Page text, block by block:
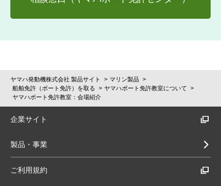
ヤマハ発動機株式会社 製品サイト
マリン製品
船舶免許（ボート免許）を取る
ヤマハボート免許教室について
ヤマハボート免許教室：会場紹介
企業サイト
製品・事業
ご利用規約